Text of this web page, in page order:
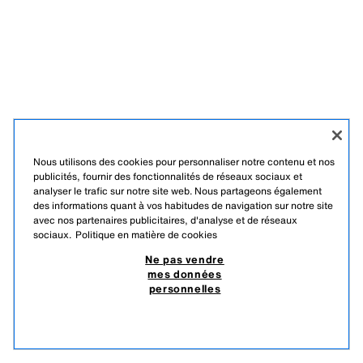
Nous utilisons des cookies pour personnaliser notre contenu et nos
publicités, fournir des fonctionnalités de réseaux sociaux et
analyser le trafic sur notre site web. Nous partageons également
des informations quant à vos habitudes de navigation sur notre site
avec nos partenaires publicitaires, d'analyse et de réseaux
sociaux. Politique en matière de cookies
Ne pas vendre
mes données
personnelles